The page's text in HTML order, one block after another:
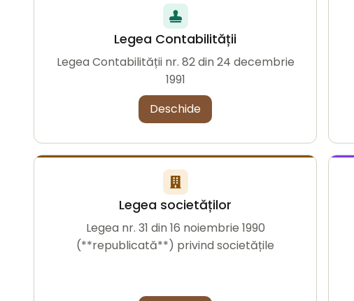
Legea Contabilității
Legea Contabilității nr. 82 din 24 decembrie
1991
Deschide
Legea societăților
Legea nr. 31 din 16 noiembrie 1990
(**republicată**) privind societățile